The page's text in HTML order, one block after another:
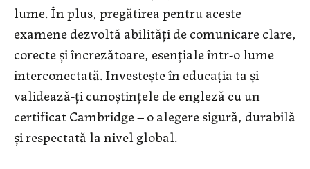
lume. În plus, pregătirea pentru aceste
examene dezvoltă abilități de comunicare clare,
corecte și încrezătoare, esențiale într-o lume
interconectată. Investește în educația ta și
validează-ți cunoștințele de engleză cu un
certificat Cambridge – o alegere sigură, durabilă
și respectată la nivel global.